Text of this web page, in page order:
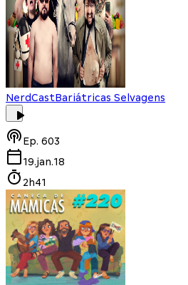
NerdCastBariátricas Selvagens
Ep. 603
19.jan.18
2h41